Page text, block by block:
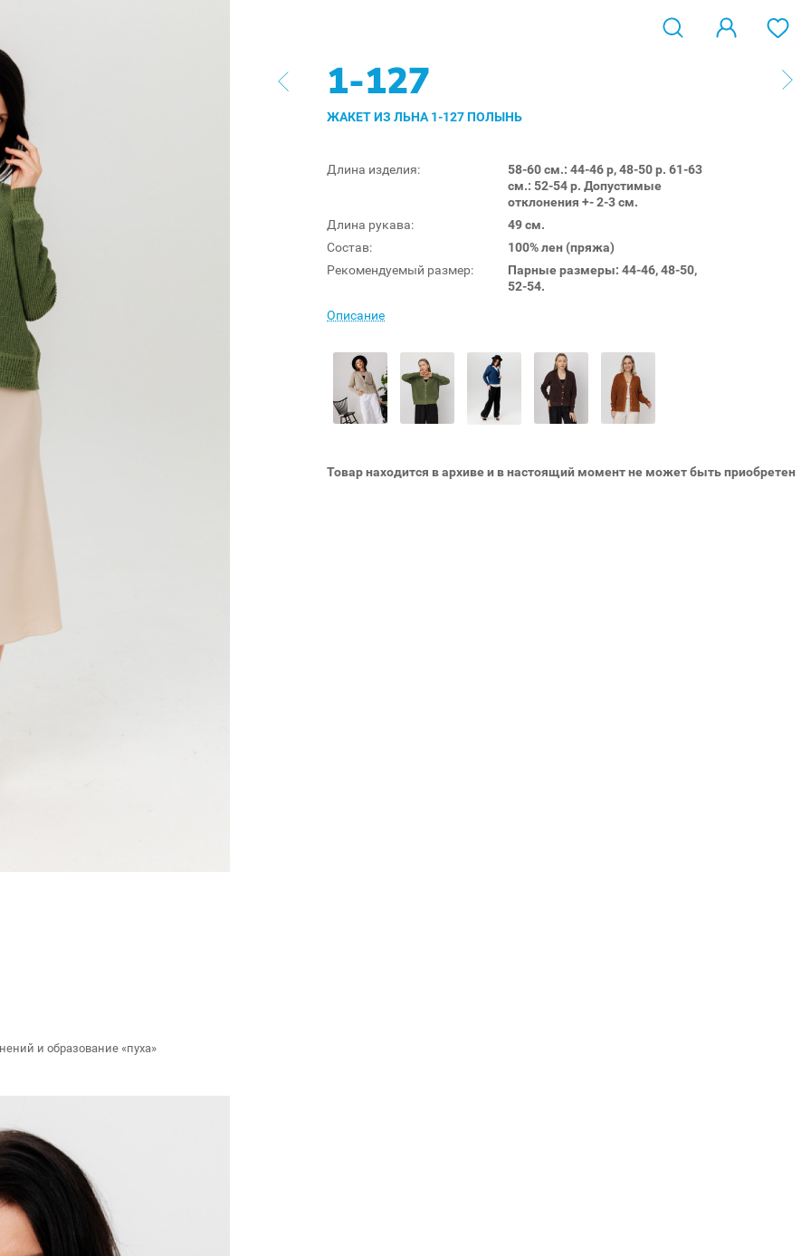
и образование «пуха»
1-127
ЖАКЕТ ИЗ ЛЬНА 1-127 ПОЛЫНЬ
Длина изделия:
58-60 см.: 44-46 р, 48-50 р. 61-63
см.: 52-54 р. Допустимые
отклонения +- 2-3 см.
Длина рукава:
49 см.
Состав:
100% лен (пряжа)
Рекомендуемый размер:
Парные размеры: 44-46, 48-50,
52-54.
Описание
Товар находится в архиве и в настоящий момент не может быть приобретен